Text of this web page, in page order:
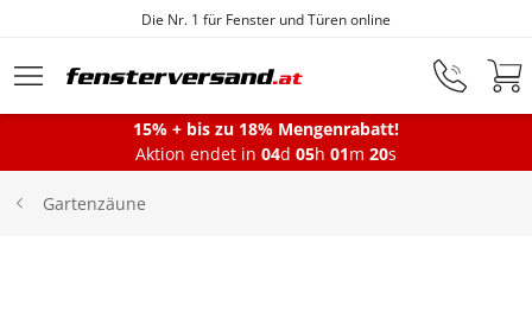
Zum Hauptinhalt springen
Die Nr. 1 für Fenster und Türen online
Fenster
15% + bis zu 18% Mengenrabatt!
Aktion endet in 04d 05h 01m 20s
Gartenzäune